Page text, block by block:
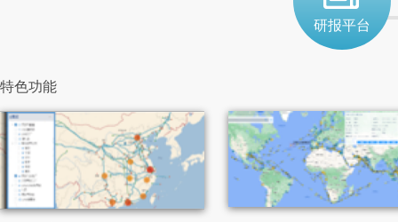
研报平台
特色功能